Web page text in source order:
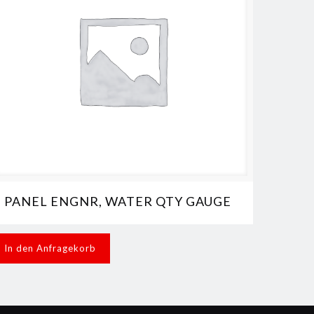
PANEL ENGNR, WATER QTY GAUGE
In den Anfragekorb